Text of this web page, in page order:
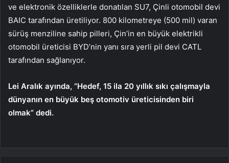
ve elektronik özelliklerle donatılan SU7, Çinli otomobil devi
BAIC tarafından üretiliyor. 800 kilometreye (500 mil) varan
sürüş menziline sahip pilleri, Çin’in en büyük elektrikli
otomobil üreticisi BYD’nin yanı sıra yerli pil devi CATL
tarafından sağlanıyor.
Lei Aralık ayında, “Hedef, 15 ila 20 yıllık sıkı çalışmayla
dünyanın en büyük beş otomotiv üreticisinden biri
olmak” dedi.